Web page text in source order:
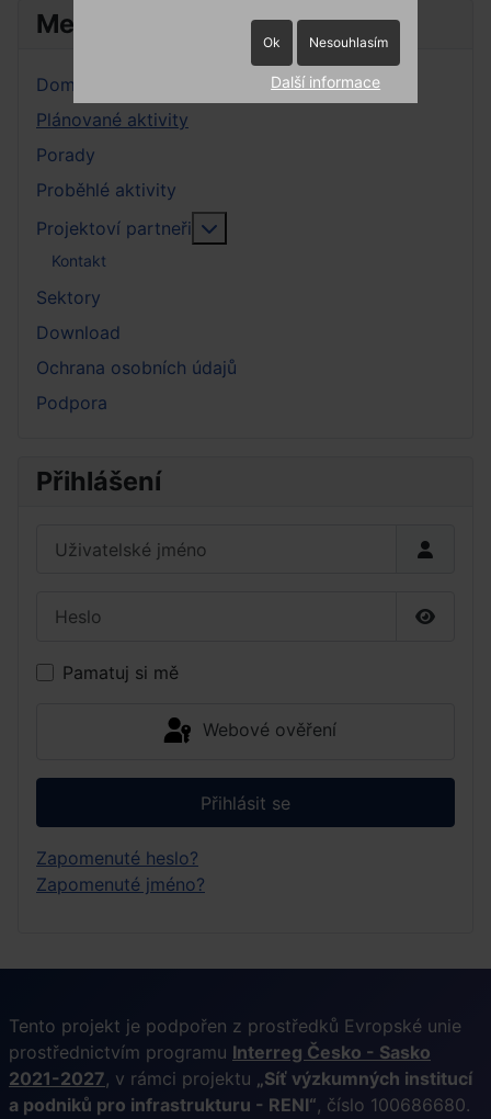
Menu
Domácí stránka
Plánované aktivity
Porady
Proběhlé aktivity
Projektoví partneři
Kontakt
Sektory
Download
Ochrana osobních údajů
Podpora
Přihlášení
Pamatuj si mě
Webové ověření
Přihlásit se
Zapomenuté heslo?
Zapomenuté jméno?
Tento projekt je podpořen z prostředků Evropské unie
prostřednictvím programu Interreg Česko - Sasko
2021-2027, v rámci projektu „Síť výzkumných institucí
a podniků pro infrastrukturu - RENI“, číslo 100686680.
Ok Nesouhlasím
Další informace